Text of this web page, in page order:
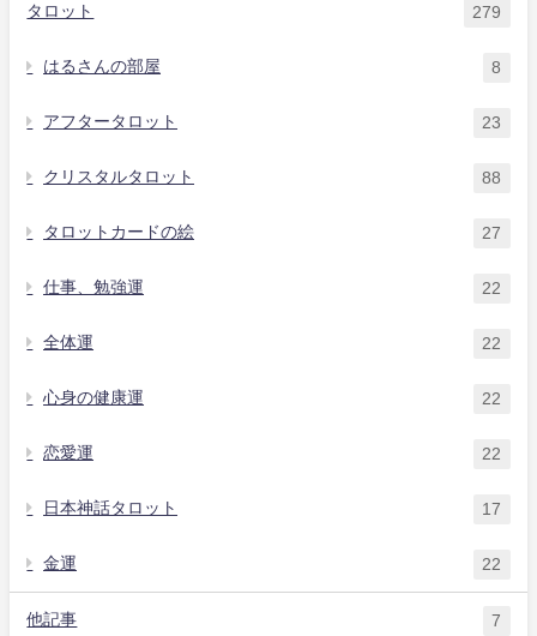
タロット 279
はるさんの部屋 8
アフタータロット 23
クリスタルタロット 88
タロットカードの絵 27
仕事、勉強運 22
全体運 22
心身の健康運 22
恋愛運 22
日本神話タロット 17
金運 22
他記事 7